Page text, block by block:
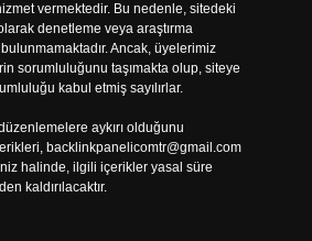
vermektedir. Bu nedenle, sitedeki
denetleme veya araştırma
Ancak, üyelerimiz
sorumluluğunu taşımakta olup, siteye
kabul etmiş sayılırlar.
aykırı olduğunu
backlinkpanelicomtr@gmail.com
halinde, ilgili içerikler yasal süre
kaldırılacaktır.